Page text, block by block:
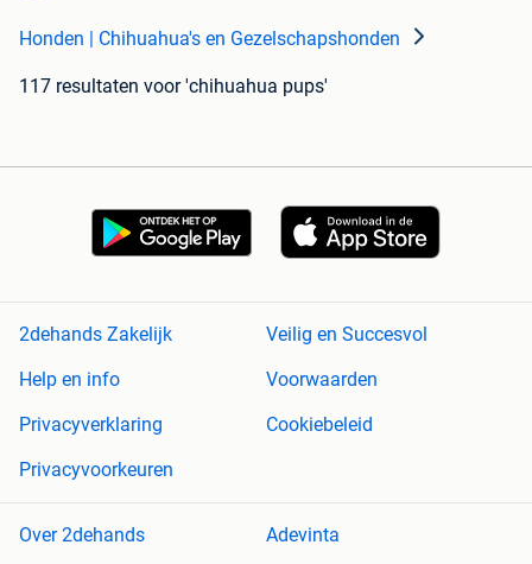
Honden | Chihuahua's en Gezelschapshonden
117 resultaten voor 'chihuahua pups'
2dehands Zakelijk
Veilig en Succesvol
Help en info
Voorwaarden
Privacyverklaring
Cookiebeleid
Privacyvoorkeuren
Over 2dehands Adevinta